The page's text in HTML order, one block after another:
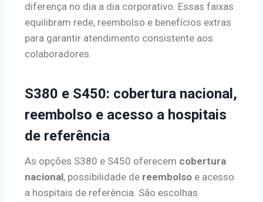
diferença no dia a dia corporativo. Essas faixas
equilibram rede, reembolso e benefícios extras
para garantir atendimento consistente aos
colaboradores.
S380 e S450: cobertura nacional,
reembolso e acesso a hospitais
de referência
As opções S380 e S450 oferecem cobertura
nacional, possibilidade de reembolso e acesso
a hospitais de referência. São escolhas